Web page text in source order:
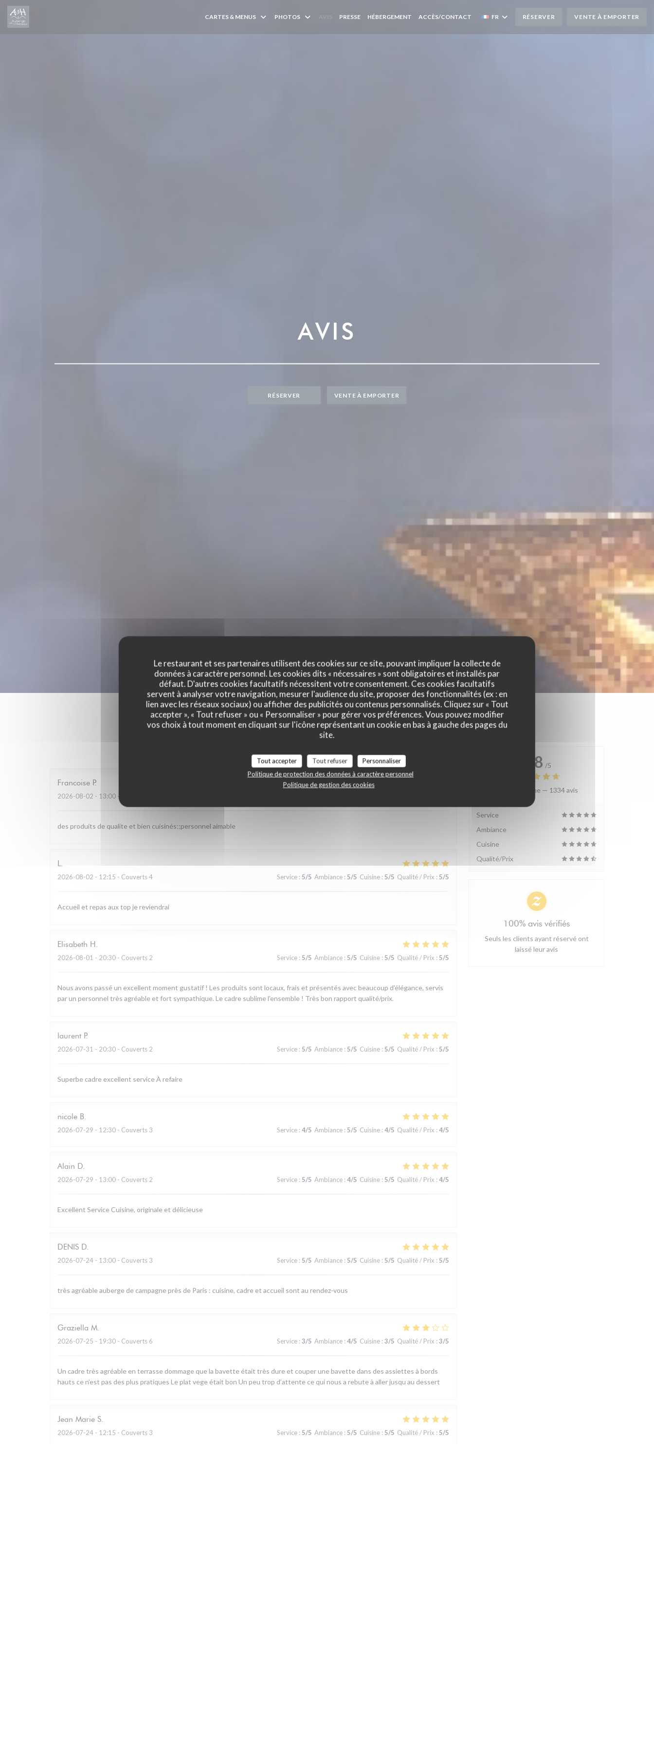
Personnalisation de vos choix en matière de cookies
Le restaurant et ses partenaires utilisent des cookies sur ce site, pouvant impliquer la collecte de
données à caractère personnel. Les cookies dits « nécessaires » sont obligatoires et installés par
défaut. D'autres cookies facultatifs nécessitent votre consentement. Ces cookies facultatifs
servent à analyser votre navigation, mesurer l'audience du site, proposer des fonctionnalités (ex : en
lien avec les réseaux sociaux) ou afficher des publicités ou contenus personnalisés. Cliquez sur « Tout
accepter », « Tout refuser » ou « Personnaliser » pour gérer vos préférences. Vous pouvez modifier
vos choix à tout moment en cliquant sur l'icône représentant un cookie en bas à gauche des pages du
site.
Tout accepter Tout refuser
Personnaliser
Politique de protection des données à caractère personnel
Politique de gestion des cookies
CARTES & MENUS PHOTOS PRESSE HÉBERGEMENT ACCÈS/CONTACT FR RÉSERVER VENTE À EMPORTER
AVIS
RÉSERVER VENTE À EMPORTER
Les avis de nos clients
Francoise P
2026-08-02 - 13:00 - Couverts 4
des produits de qualite et bien cuisinés;;personnel aimable
L
2026-08-02 - 12:15 - Couverts 4 Service : 5/5 Ambiance : 5/5 Cuisine :5/5 Qualité / Prix :5/5
Accueil et repas aux top je reviendrai
Elisabeth H
2026-08-01 - 20:30 - Couverts 2 Service : 5/5 Ambiance : 5/5 Cuisine : 5/5 Qualité / Prix : 5/5
Nous avons passé un excellent moment gustatif ! Les produits sont locaux, frais et présentés avec beaucoup d'élégance, servis
par un personnel très agréable et fort sympathique. Le cadre sublime l'ensemble ! Très bon rapport qualité/prix.
laurent P
2026-07-31 - 20:30 - Couverts 2 Service : 5/5 Ambiance : 5/5 Cuisine : 5/5 Qualité / Prix : 5/5
Superbe cadre excellent service À refaire
nicole B
2026-07-29 - 12:30 - Couverts 3 Service : 4/5 Ambiance : 5/5 Cuisine : 4/5 Qualité / Prix : 4/5
Alain D
2026-07-29 - 13:00 - Couverts 2 Service : 5/5 Ambiance : 4/5 Cuisine : 5/5 Qualité / Prix : 4/5
Excellent Service Cuisine, originale et délicieuse
DENIS D
2026-07-24 - 13:00 - Couverts 3 Service : 5/5 Ambiance : 5/5 Cuisine : 5/5 Qualité / Prix : 5/5
très agréable auberge de campagne près de Paris : cuisine, cadre et accueil sont au rendez-vous
Graziella M
2026-07-25 - 19:30 - Couverts 6 Service : 3/5 Ambiance : 4/5 Cuisine : 3/5 Qualité / Prix : 3/5
Un cadre très agréable en terrasse dommage que la bavette était très dure et couper une bavette dans des assiettes à bords
hauts ce n’est pas des plus pratiques Le plat vege était bon Un peu trop d’attente ce qui nous a rebute à aller jusqu au dessert
Jean Marie S
2026-07-24 - 12:15 - Couverts 3 Service : 5/5 Ambiance : 5/5 Cuisine : 5/5 Qualité / Prix : 5/5
4.8 /5
Note moyenne — 1334 avis
Service
Ambiance
Cuisine
Qualité/Prix
100% avis vérifiés
Seuls les clients ayant réservé ont
laissé leur avis